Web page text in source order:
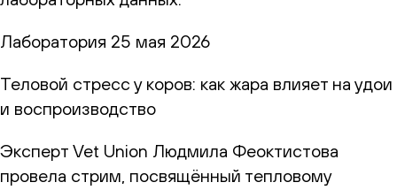
Лаборатория 25 мая 2026
Теловой стресс у коров: как жара влияет на удои
и воспроизводство
Эксперт Vet Union Людмила Феоктистова
провела стрим, посвящённый тепловому